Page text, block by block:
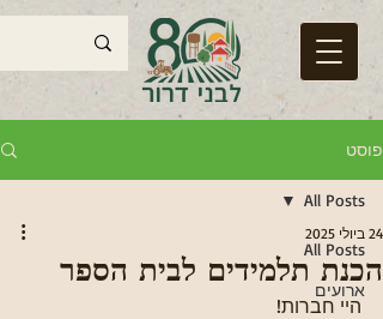
פוסט
All Posts
ארועים
All Posts
הכנת תלמידים לבית הספר
24 ביולי 2025
היי חברות!